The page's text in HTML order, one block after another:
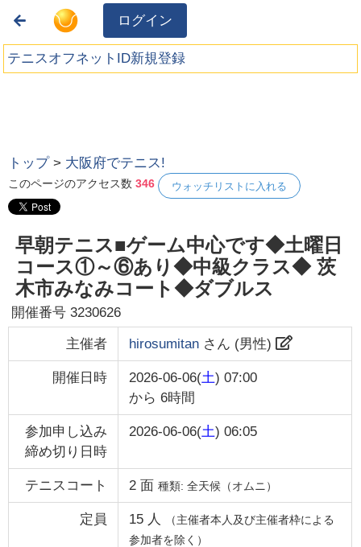
ログイン
テニスオフネットID新規登録
トップ > 大阪府でテニス!
このページのアクセス数346 ウォッチリストに入れる
早朝テニス■ゲーム中心です◆土曜日
コース①～⑥あり◆中級クラス◆ 茨
木市みなみコート◆ダブルス
開催番号3230626
主催者 hirosumitanさん (男性)
開催日時 2026-06-06(土) 07:00
から 6時間
参加申し込み
締め切り日時
2026-06-06(土) 06:05
テニスコート 2面 種類: 全天候（オムニ）
定員 15 人
（主催者本人及び主催者枠による
参加者を除く）